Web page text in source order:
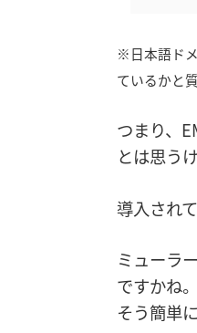
※日本語ド
ているかと
つまり、
とは思う
導入され
ミューラ
ですかね。
そう簡単